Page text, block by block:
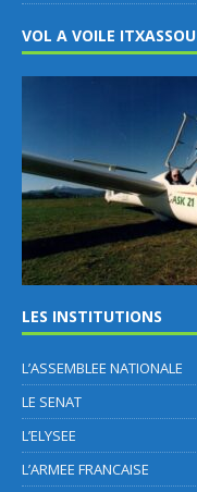
VOL A VOILE ITXASSOU
LES INSTITUTIONS
L’ASSEMBLEE NATIONALE
LE SENAT
L’ELYSEE
L’ARMEE FRANCAISE